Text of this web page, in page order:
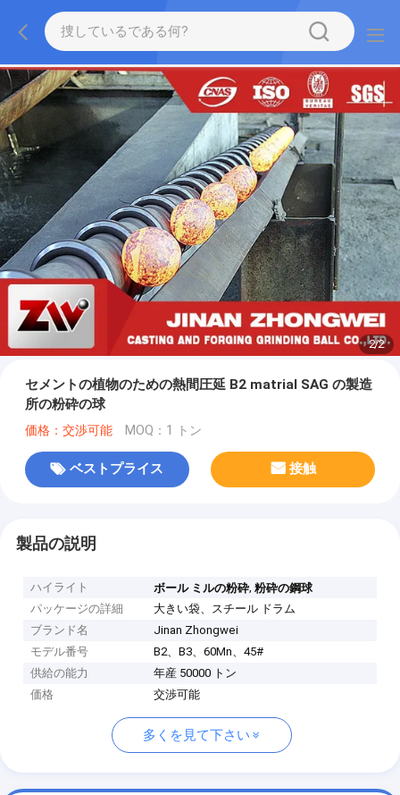
2/2
セメントの植物のための熱間圧延 B2 matrial SAG の製造
所の粉砕の球
価格：交渉可能 MOQ：1 トン
ベストプライス 接触
製品の説明
ハイライト ボール ミルの粉砕,粉砕の鋼球
パッケージの詳細
大きい袋、スチール ドラム
ブランド名
Jinan Zhongwei
モデル番号
B2、B3、60Mn、45#
供給の能力
年産 50000 トン
価格
交渉可能
多くを見て下さい